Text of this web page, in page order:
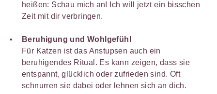
heißen: Schau mich an! Ich will jetzt ein bisschen
Zeit mit dir verbringen.
Beruhigung und Wohlgefühl
Für Katzen ist das Anstupsen auch ein
beruhigendes Ritual. Es kann zeigen, dass sie
entspannt, glücklich oder zufrieden sind. Oft
schnurren sie dabei oder lehnen sich an dich.